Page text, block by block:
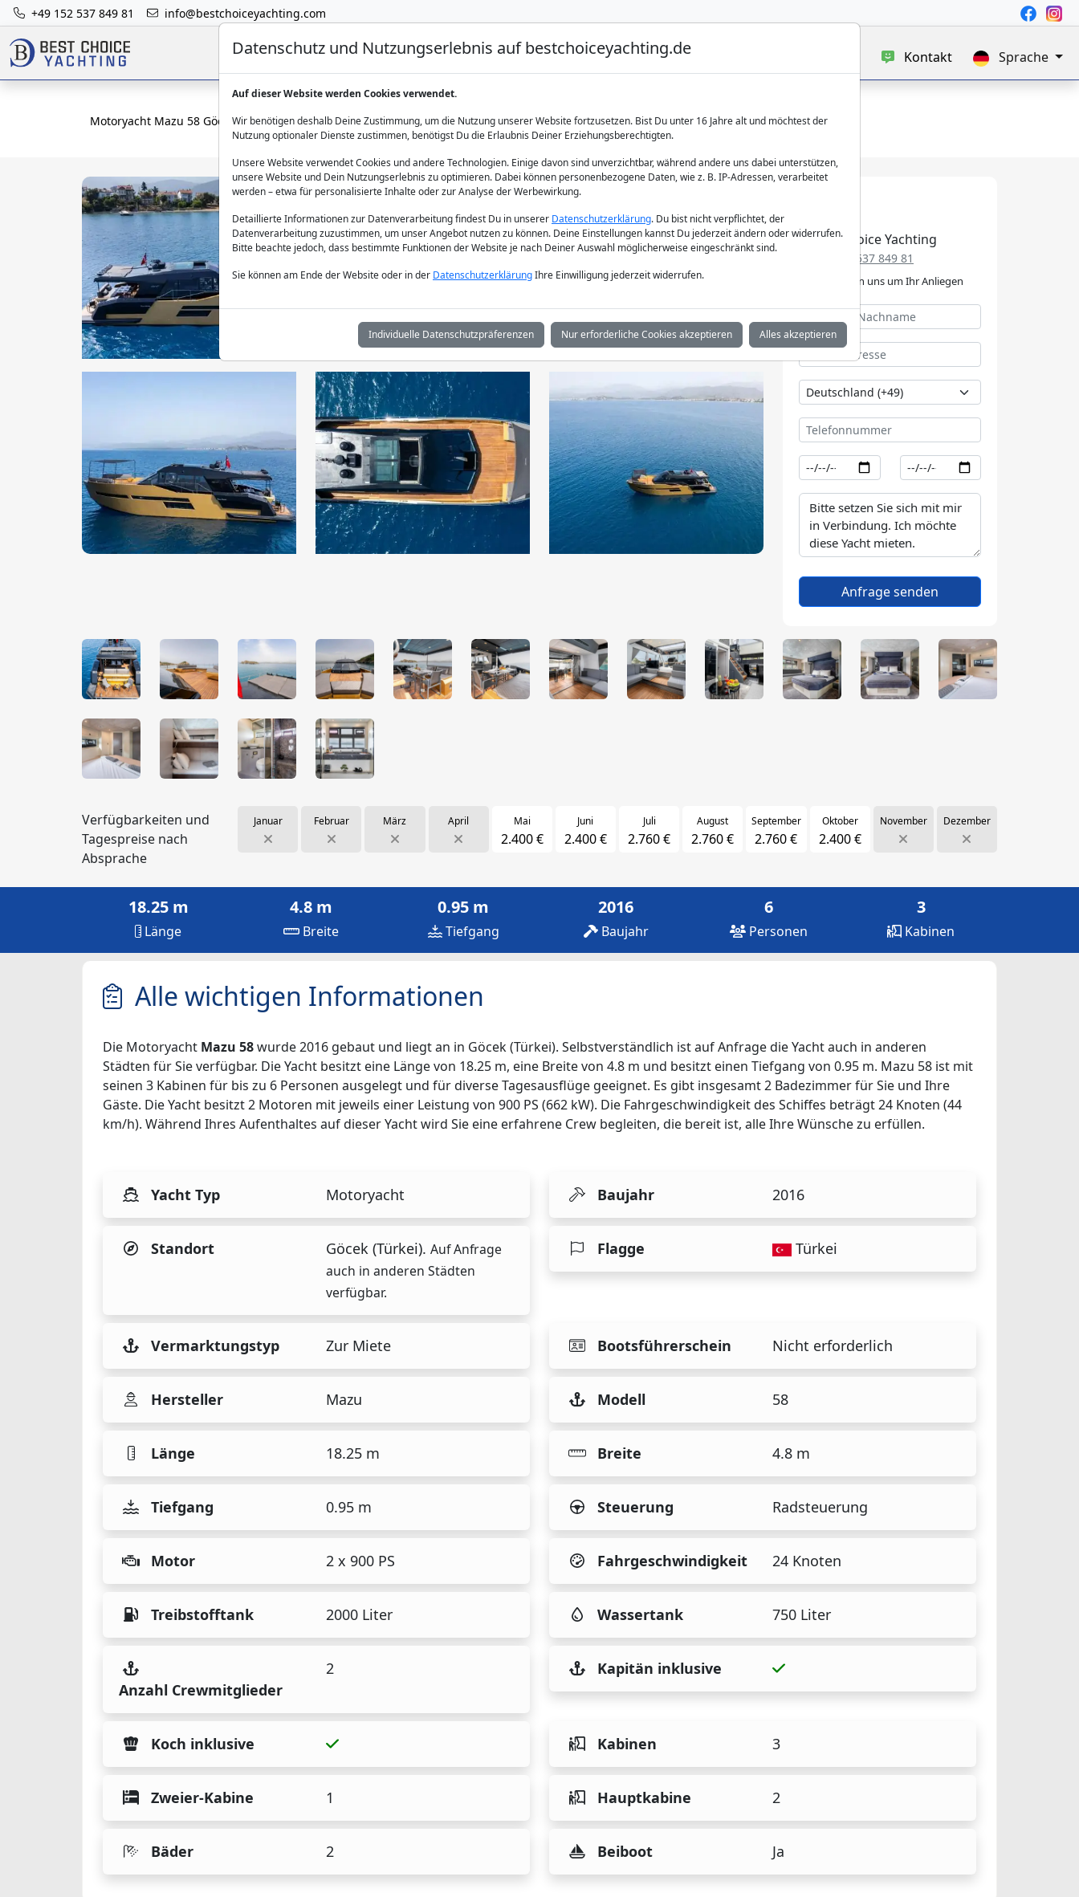
+49 152 537 849 81 info@bestchoiceyachting.com
Luxus Yacht Charter Yacht Charter Yacht Verkauf Kontakt Sprache
Motoryacht Mazu 58 Göcek – luxuriöse Yacht für 6 Personen
Best Choice Yachting
+49 152 537 849 81
Wir kümmern uns um Ihr Anliegen
Anfrage senden
Verfügbarkeiten und
Tagespreise nach
Absprache
Januar Februar März April Mai
2.400 €
Juni
2.400 €
Juli
2.760 €
August
2.760 €
September
2.760 €
Oktober
2.400 €
November Dezember
18.25 m
Länge
4.8 m
Breite
0.95 m
Tiefgang
2016
Baujahr
6
Personen
3
Kabinen
Alle wichtigen Informationen
Die Motoryacht Mazu 58wurde 2016 gebaut und liegt an in Göcek (Türkei). Selbstverständlich ist auf Anfrage die Yacht auch in anderen
Städten für Sie verfügbar. Die Yacht besitzt eine Länge von 18.25 m, eine Breite von 4.8 m und besitzt einen Tiefgang von 0.95 m. Mazu 58 ist mit
seinen 3 Kabinen für bis zu 6 Personen ausgelegt und für diverse Tagesausflüge geeignet. Es gibt insgesamt 2 Badezimmer für Sie und Ihre
Gäste. Die Yacht besitzt 2 Motoren mit jeweils einer Leistung von 900 PS (662 kW). Die Fahrgeschwindigkeit des Schiffes beträgt 24 Knoten (44
km/h). Während Ihres Aufenthaltes auf dieser Yacht wird Sie eine erfahrene Crew begleiten, die bereit ist, alle Ihre Wünsche zu erfüllen.
Yacht Typ Motoryacht Baujahr 2016
Standort Göcek (Türkei). Auf Anfrage
auch in anderen Städten
verfügbar.
Flagge Türkei
Vermarktungstyp Zur Miete Bootsführerschein Nicht erforderlich
Hersteller Mazu Modell 58
Länge 18.25 m Breite 4.8 m
Tiefgang 0.95 m Steuerung Radsteuerung
Motor 2 x 900 PS Fahrgeschwindigkeit 24 Knoten
Treibstofftank 2000 Liter Wassertank 750 Liter
Anzahl Crewmitglieder
2 Kapitän inklusive
Koch inklusive Kabinen 3
Zweier-Kabine 1 Hauptkabine 2
Bäder 2 Beiboot Ja
Datenschutz und Nutzungserlebnis auf bestchoiceyachting.de
Auf dieser Website werden Cookies verwendet.
Wir benötigen deshalb Deine Zustimmung, um die Nutzung unserer Website fortzusetzen. Bist Du unter 16 Jahre alt und möchtest der
Nutzung optionaler Dienste zustimmen, benötigst Du die Erlaubnis Deiner Erziehungsberechtigten.
Unsere Website verwendet Cookies und andere Technologien. Einige davon sind unverzichtbar, während andere uns dabei unterstützen,
unsere Website und Dein Nutzungserlebnis zu optimieren. Dabei können personenbezogene Daten, wie z. B. IP-Adressen, verarbeitet
werden – etwa für personalisierte Inhalte oder zur Analyse der Werbewirkung.
Detaillierte Informationen zur Datenverarbeitung findest Du in unserer Datenschutzerklärung. Du bist nicht verpflichtet, der
Datenverarbeitung zuzustimmen, um unser Angebot nutzen zu können. Deine Einstellungen kannst Du jederzeit ändern oder widerrufen.
Bitte beachte jedoch, dass bestimmte Funktionen der Website je nach Deiner Auswahl möglicherweise eingeschränkt sind.
Sie können am Ende der Website oder in der DatenschutzerklärungIhre Einwilligung jederzeit widerrufen.
Individuelle Datenschutzpräferenzen Nur erforderliche Cookies akzeptieren Alles akzeptieren